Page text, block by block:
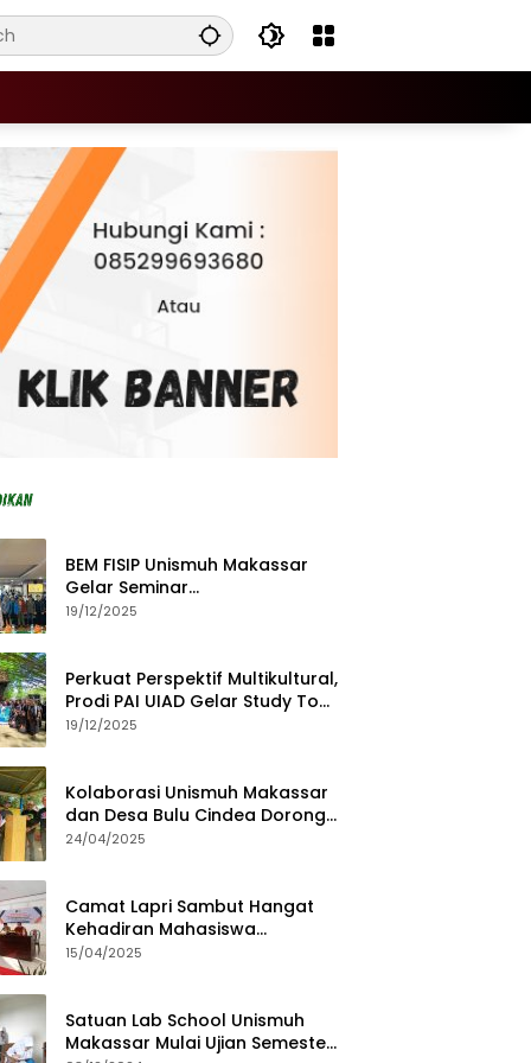
BEM FISIP Unismuh Makassar
Gelar Seminar
Keperempuanan, Bahas
19/12/2025
Perkuat Perspektif Multikultural,
Prodi PAI UIAD Gelar Study Tour
ke Kajang
19/12/2025
Kolaborasi Unismuh Makassar
dan Desa Bulu Cindea Dorong
Sentra Garam Industri
24/04/2025
Camat Lapri Sambut Hangat
Kehadiran Mahasiswa
PoltekMu
15/04/2025
Satuan Lab School Unismuh
Makassar Mulai Ujian Semester,